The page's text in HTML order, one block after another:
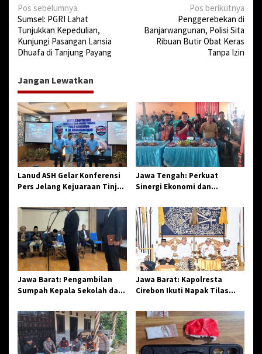
N
a
v
i
g
a
s
i
p
o
s
Pos sebelumnya
Sumsel: PGRI Lahat
Tunjukkan Kepedulian,
Kunjungi Pasangan Lansia
Dhuafa di Tanjung Payang
Pos berikutnya
Penggerebekan di
Banjarwangunan, Polisi Sita
Ribuan Butir Obat Keras
Tanpa Izin
Jangan Lewatkan
Lanud ASH Gelar Konferensi
Pers Jelang Kejuaraan Tinju
2026
Jawa Tengah: Perkuat
Sinergi Ekonomi dan
Jangkar Gelar Halal Bi Halal
di Losari
Jawa Barat: Pengambilan
Sumpah Kepala Sekolah dan
Penegasan Integritas
Aparatur Pendidikan dan
Birokrasi
Jawa Barat: Kapolresta
Cirebon Ikuti Napak Tilas
Sinergi dan Pelestarian
Sejarah